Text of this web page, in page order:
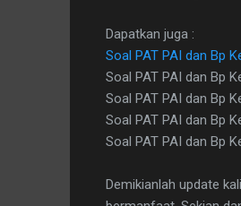
Dapatkan juga :
Soal PAT PAI dan Bp
Soal PAT PAI dan Bp
Soal PAT PAI dan Bp
Soal PAT PAI dan Bp
Soal PAT PAI dan Bp
Demikianlah update